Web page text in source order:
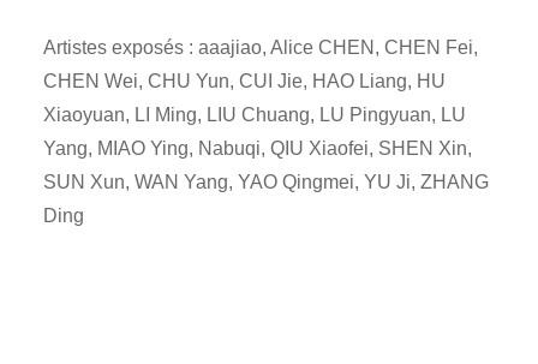
Artistes exposés : aaajiao, Alice CHEN, CHEN Fei,
CHEN Wei, CHU Yun, CUI Jie, HAO Liang, HU
Xiaoyuan, LI Ming, LIU Chuang, LU Pingyuan, LU
Yang, MIAO Ying, Nabuqi, QIU Xiaofei, SHEN Xin,
SUN Xun, WAN Yang, YAO Qingmei, YU Ji, ZHANG
Ding